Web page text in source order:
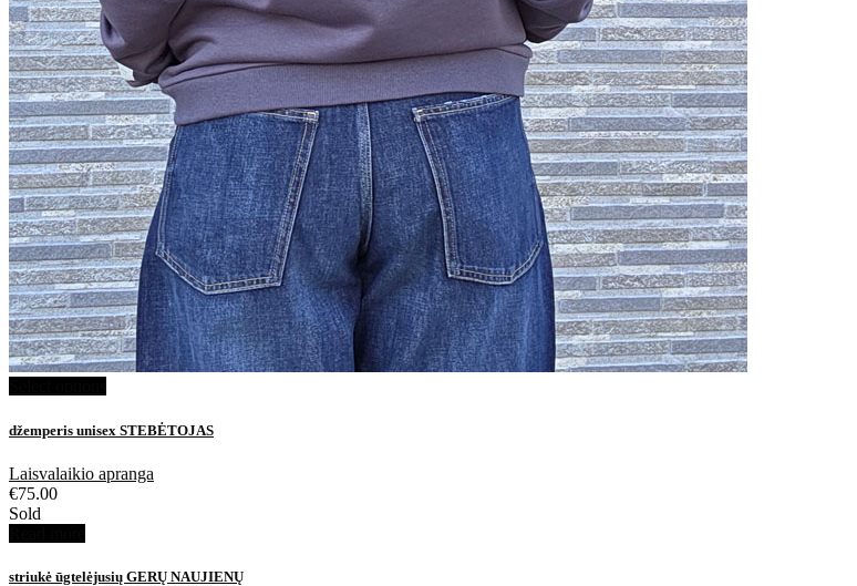
džemperis unisex STEBĖTOJAS
Laisvalaikio apranga
€75.00
Sold
striukė ūgtelėjusių GERŲ NAUJIENŲ